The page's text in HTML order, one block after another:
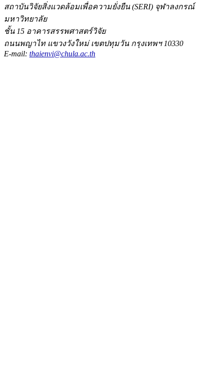
สถาบันวิจัยสิ่งแวดล้อมเพื่อความยั่งยืน (SERI) จุฬาลงกรณ์
มหาวิทยาลัย
ชั้น 15 อาคารสรรพศาสตร์วิจัย
ถนนพญาไท แขวงวังใหม่ เขตปทุมวัน กรุงเทพฯ 10330
E-mail: thaienvi@chula.ac.th